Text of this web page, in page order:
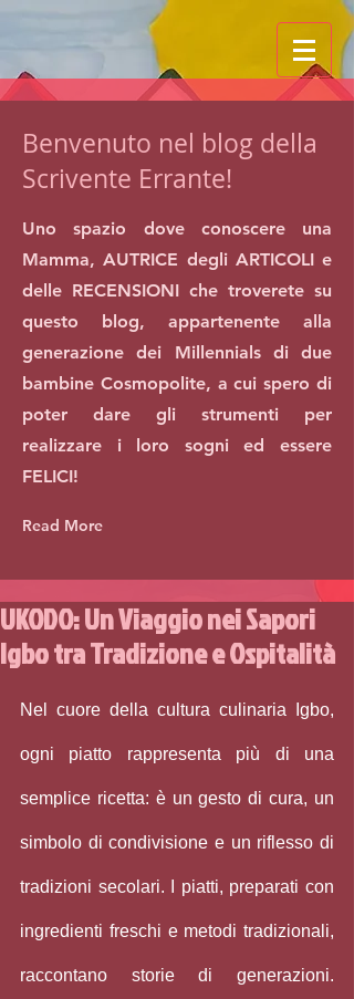
Benvenuto nel blog della
Scrivente Errante!
Uno spazio dove conoscere una
Mamma, AUTRICE degli ARTICOLI e
delle RECENSIONI che troverete su
questo blog, appartenente alla
generazione dei Millennials di due
bambine Cosmopolite, a cui spero di
poter dare gli strumenti per
realizzare i loro sogni ed essere
FELICI!
Read More
UKODO: Un Viaggio nei Sapori
Igbo tra Tradizione e Ospitalità
Nel cuore della cultura culinaria Igbo,
ogni piatto rappresenta più di una
semplice ricetta: è un gesto di cura, un
simbolo di condivisione e un riflesso di
tradizioni secolari. I piatti, preparati con
ingredienti freschi e metodi tradizionali,
raccontano storie di generazioni.